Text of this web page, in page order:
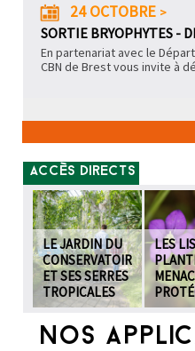
24 OCTOBRE-
En partenariat avec le
CBN de Brest vous invite à
ACCÈS DIRECTS
LE JARDIN DU
CONSERVATOIRE
ET SES SERRES
TROPICALES
LES
NOS